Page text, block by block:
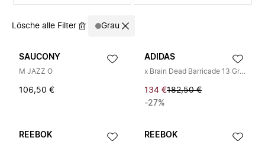
Lösche alle Filter Grau
SAUCONY
M JAZZ O
106,50 €
ADIDAS
x Brain Dead Barricade 13 Grey Camo
134 €182,50 €
-27%
REEBOK REEBOK